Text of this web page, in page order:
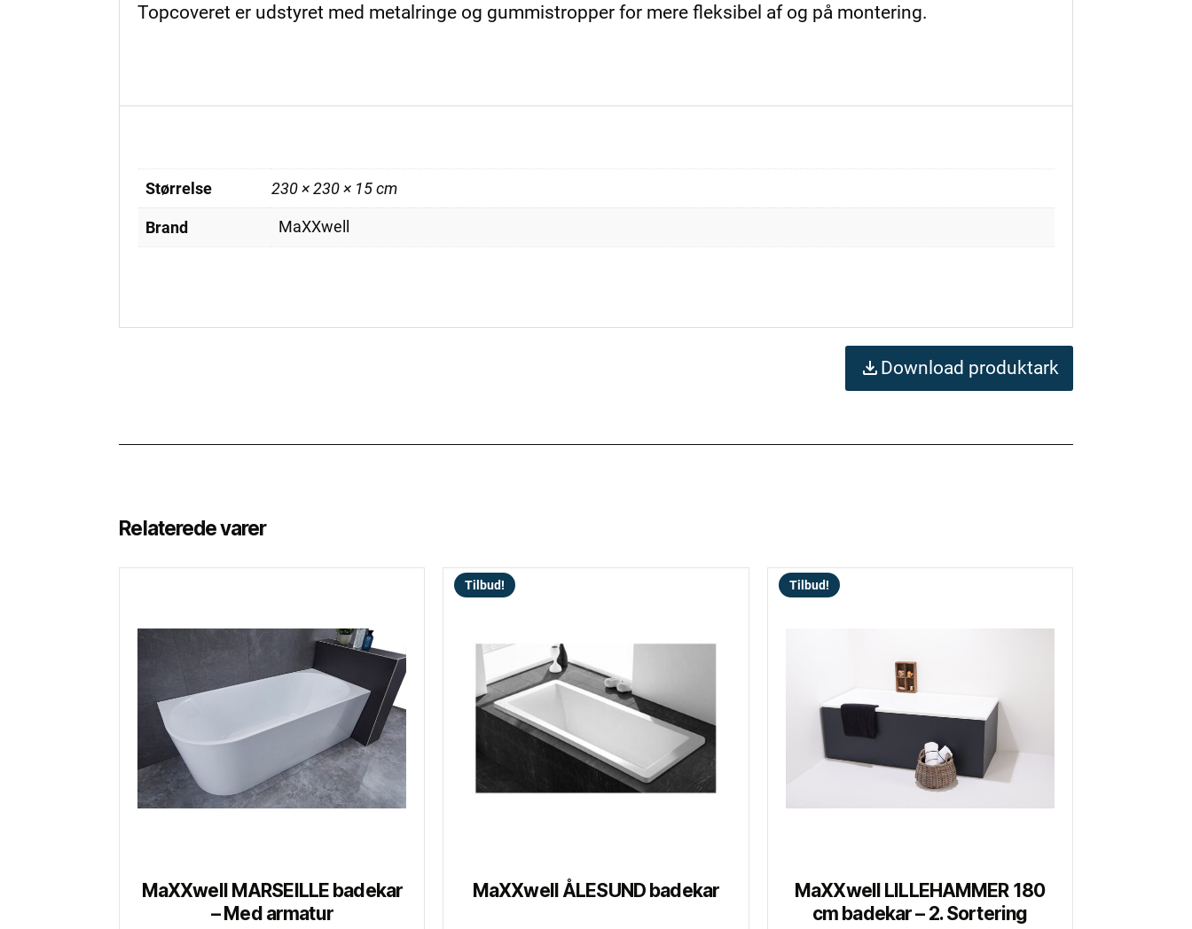
Topcoveret er udstyret med metalringe og gummistropper for mere fleksibel af og på montering.
Størrelse 230 × 230 × 15 cm
Brand MaXXwell
Download produktark
Relaterede varer
MaXXwell MARSEILLE badekar
– Med armatur
Tilbud!
MaXXwell ÅLESUND badekar
Tilbud!
MaXXwell LILLEHAMMER 180
cm badekar – 2. Sortering